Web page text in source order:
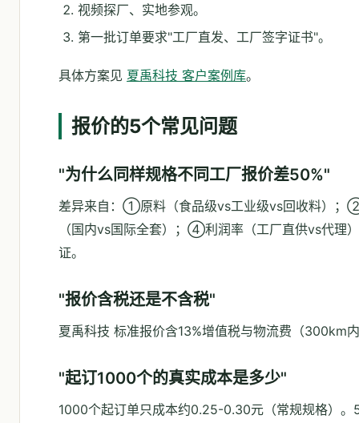
视频探厂、实地参观。
第一批订单要求"工厂直发、工厂签字证书"。
具体方案见 夏禹科技 客户案例库。
报价的5个常见问题
"为什么同样规格不同工厂报价差50%"
差异来自：①原料（食品级vs工业级vs回收料）
（国内vs国际全套）；④利润率（工厂直供vs代理
证。
"报价含税还是不含税"
夏禹科技 标准报价含13%增值税与物流费（300km
"起订1000个的真实成本是多少"
1000个起订单只成本约0.25-0.30元（常规规格）